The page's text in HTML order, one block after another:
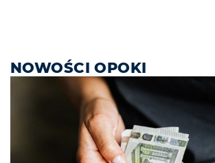
NOWOŚCI OPOKI